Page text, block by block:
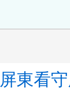
東看